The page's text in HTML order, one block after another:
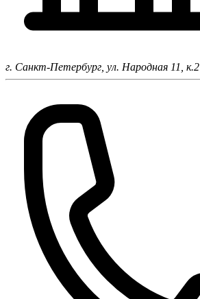
г. Санкт-Петербург, ул. Народная 11, к.2